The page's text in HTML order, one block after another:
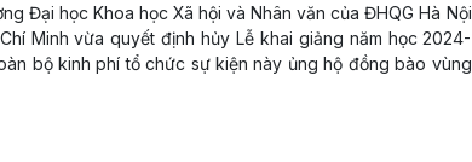
Đại học Khoa học Xã hội và Nhân văn của ĐHQG Hà Nội
Minh vừa quyết định hủy Lễ khai giảng năm học 2024-
bộ kinh phí tổ chức sự kiện này ủng hộ đồng bào vùng